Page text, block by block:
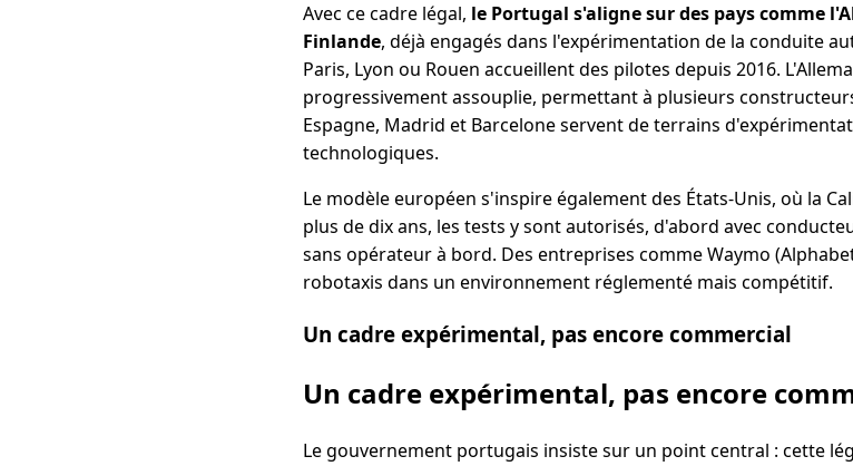
Avec ce cadre légal, le Portugal s'aligne sur des pays comme
Finlande, déjà engagés dans l'expérimentation de la conduite
Paris, Lyon ou Rouen accueillent des pilotes depuis 2016.
progressivement assouplie, permettant à plusieurs
Espagne, Madrid et Barcelone servent de terrains
technologiques.
Le modèle européen s'inspire également des États-Unis, où la
plus de dix ans, les tests y sont autorisés, d'abord avec
sans opérateur à bord. Des entreprises comme Waymo
robotaxis dans un environnement réglementé mais compétitif.
Un cadre expérimental, pas encore commercial
Un cadre expérimental, pas encore
Le gouvernement portugais insiste sur un point central : cette